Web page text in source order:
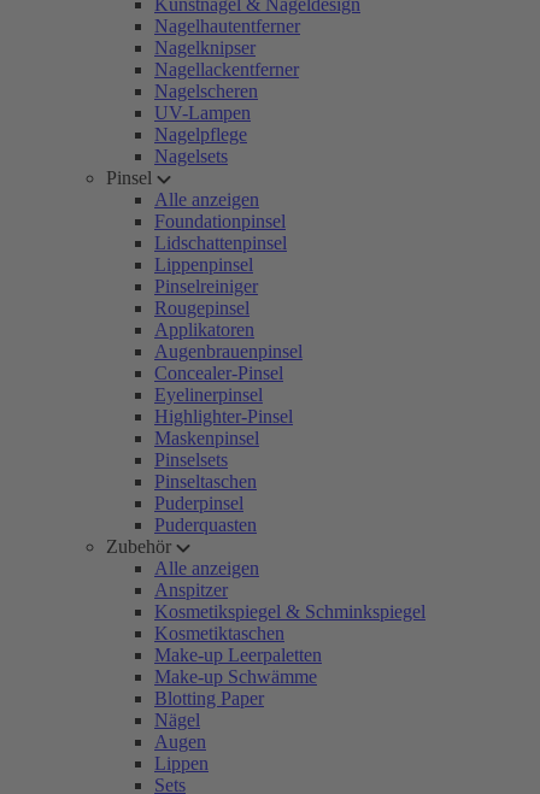
Kunstnägel & Nageldesign
Nagelhautentferner
Nagelknipser
Nagellackentferner
Nagelscheren
UV-Lampen
Nagelpflege
Nagelsets
Pinsel
Alle anzeigen
Foundationpinsel
Lidschattenpinsel
Lippenpinsel
Pinselreiniger
Rougepinsel
Applikatoren
Augenbrauenpinsel
Concealer-Pinsel
Eyelinerpinsel
Highlighter-Pinsel
Maskenpinsel
Pinselsets
Pinseltaschen
Puderpinsel
Puderquasten
Zubehör
Alle anzeigen
Anspitzer
Kosmetikspiegel & Schminkspiegel
Kosmetiktaschen
Make-up Leerpaletten
Make-up Schwämme
Blotting Paper
Nägel
Augen
Lippen
Sets